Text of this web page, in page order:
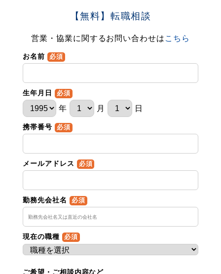
【無料】転職相談
営業・協業に関するお問い合わせは こちら
お名前 必須
生年月日 必須
年 月 日
携帯番号 必須
メールアドレス 必須
勤務先会社名 必須
現在の職種 必須
ご希望・ご相談内容など